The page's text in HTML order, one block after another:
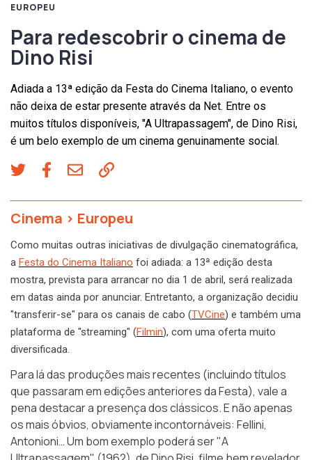
EUROPEU
Para redescobrir o cinema de
Dino Risi
Adiada a 13ª edição da Festa do Cinema Italiano, o evento
não deixa de estar presente através da Net. Entre os
muitos títulos disponíveis, "A Ultrapassagem", de Dino Risi,
é um belo exemplo de um cinema genuinamente social.
Cinema > Europeu
Como muitas outras iniciativas de divulgação cinematográfica,
a Festa do Cinema Italiano foi adiada: a 13ª edição desta
mostra, prevista para arrancar no dia 1 de abril, será realizada
em datas ainda por anunciar. Entretanto, a organização decidiu
"transferir-se" para os canais de cabo (TVCine) e também uma
plataforma de "streaming" (Filmin), com uma oferta muito
diversificada.
Para lá das produções mais recentes (incluindo títulos
que passaram em edições anteriores da Festa), vale a
pena destacar a presença dos clássicos. E não apenas
os mais óbvios, obviamente incontornáveis: Fellini,
Antonioni… Um bom exemplo poderá ser "A